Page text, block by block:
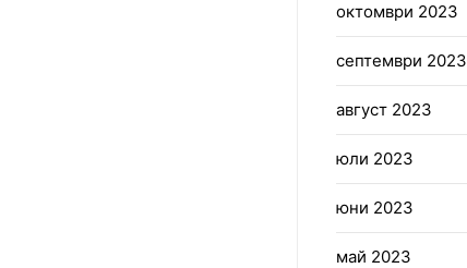
октомври 2023
септември 2023
август 2023
юли 2023
юни 2023
май 2023